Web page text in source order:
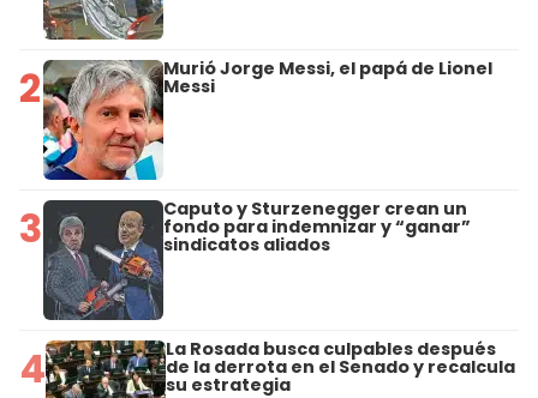
2 Murió Jorge Messi, el papá de Lionel
Messi
3 Caputo y Sturzenegger crean un
fondo para indemnizar y “ganar”
sindicatos aliados
4 La Rosada busca culpables después
de la derrota en el Senado y recalcula
su estrategia